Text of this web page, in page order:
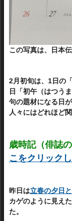
この写真は、 日本
2月初旬は、1日の「
日「初午（はつう
句の題材になる日
人々にはどれほど
歳時記（俳誌
こをクリック
昨日は立春の夕日
カゲのように見え
た。